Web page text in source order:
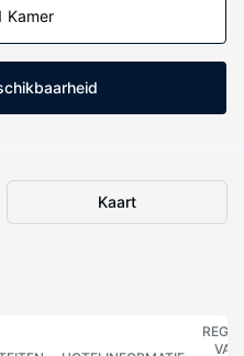
Kamer
Kaart
VAN